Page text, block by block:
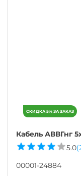
Кабель АВВГнг
5.0
00001-24884